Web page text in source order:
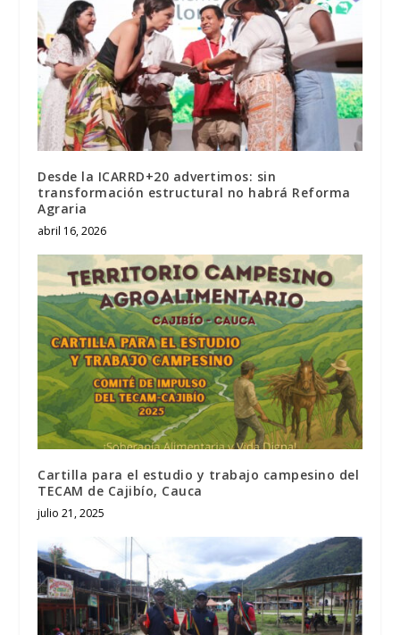
Desde la ICARRD+20 advertimos: sin
transformación estructural no habrá Reforma
Agraria
abril 16, 2026
Cartilla para el estudio y trabajo campesino del
TECAM de Cajibío, Cauca
julio 21, 2025